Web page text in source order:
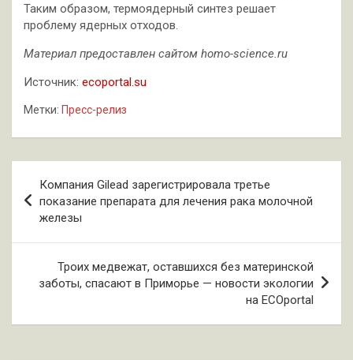
Таким образом, термоядерный синтез решает
проблему ядерных отходов.
Материал предоставлен сайтом homo-science.ru
Источник: ecoportal.su
Метки: Пресс-релиз
по
записям
Компания Gilead зарегистрировала третье
показание препарата для лечения рака молочной
железы
Троих медвежат, оставшихся без материнской
заботы, спасают в Приморье — новости экологии
на ECOportal